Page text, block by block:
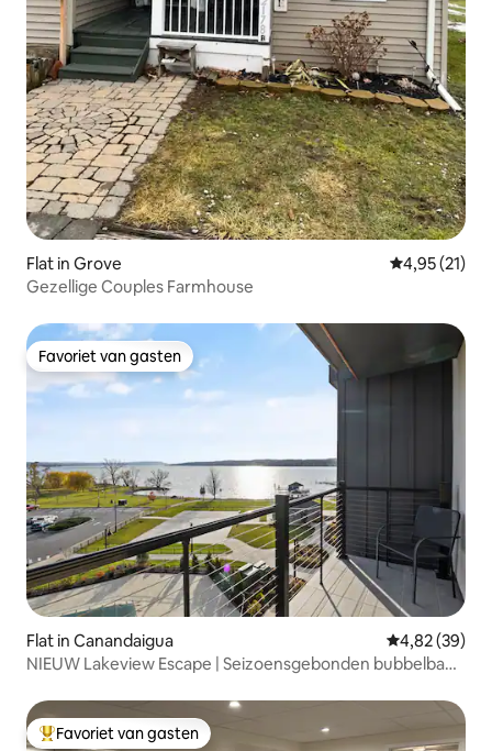
Flat in Grove Gemiddelde
4,95 (21)
Gezellige Couples Farmhouse
Favoriet van gasten
Favoriet van gasten
Flat in Canandaigua Gemiddelde
4,82 (39)
NIEUW Lakeview Escape | Seizoensgebonden bubbelbad |
Topfavoriet van gasten
Favoriet van gasten